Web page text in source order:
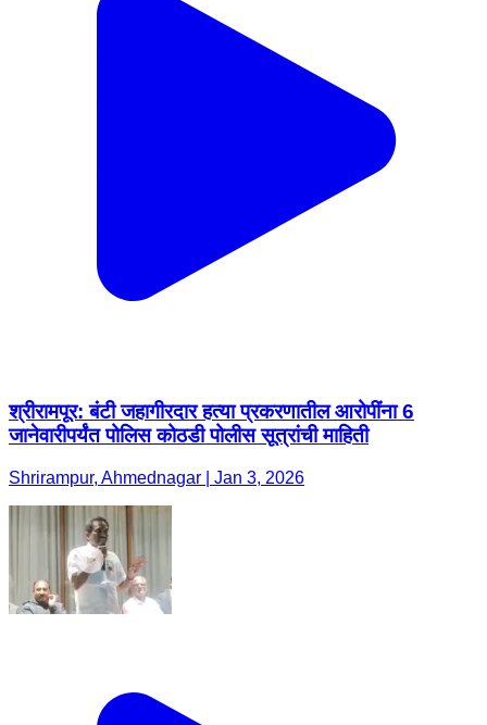
श्रीरामपूर: बंटी जहागीरदार हत्या प्रकरणातील आरोपींना 6
जानेवारीपर्यंत पोलिस कोठडी पोलीस सूत्रांची माहिती
Shrirampur, Ahmednagar | Jan 3, 2026